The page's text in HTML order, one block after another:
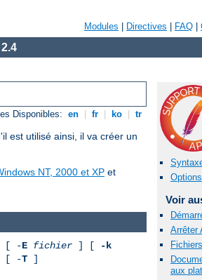
Modules Directives FAQ
Disponibles: en fr ko tr
est utilisé ainsi, il va créer un
NT, 2000 et XP et
Options
Voir
Arrêter
aux
[ -E fichier ] [
-k
[ -T ]